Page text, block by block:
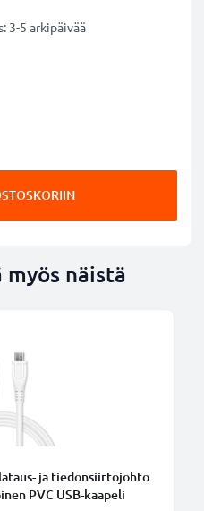
3-5 arkipäivää
näistä
ja tiedonsiirtojohto
PVC USB-kaapeli